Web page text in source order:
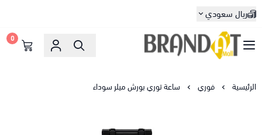
ريال سعودي
براندات مول
0
الرئيسية فوري ساعة توري بورش ميلر سوداء